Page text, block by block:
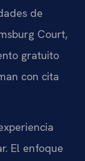
de
Court,
gratuito
con cita
El enfoque